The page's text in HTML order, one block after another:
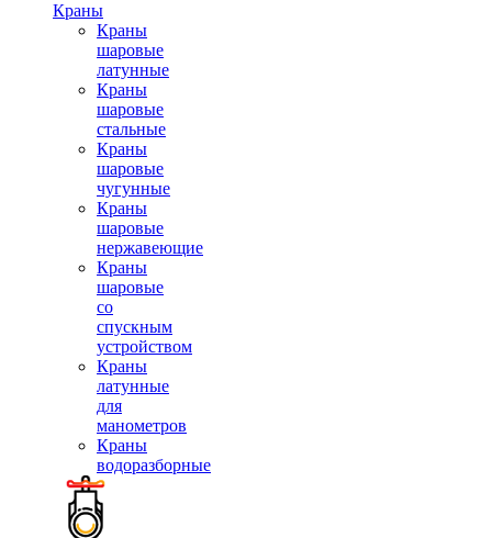
Краны
Краны
шаровые
латунные
Краны
шаровые
стальные
Краны
шаровые
чугунные
Краны
шаровые
нержавеющие
Краны
шаровые
со
спускным
устройством
Краны
латунные
для
манометров
Краны
водоразборные